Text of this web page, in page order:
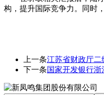
构，提升国际竞争力。同时
上一条江苏省财政厅二
下一条国家开发银行